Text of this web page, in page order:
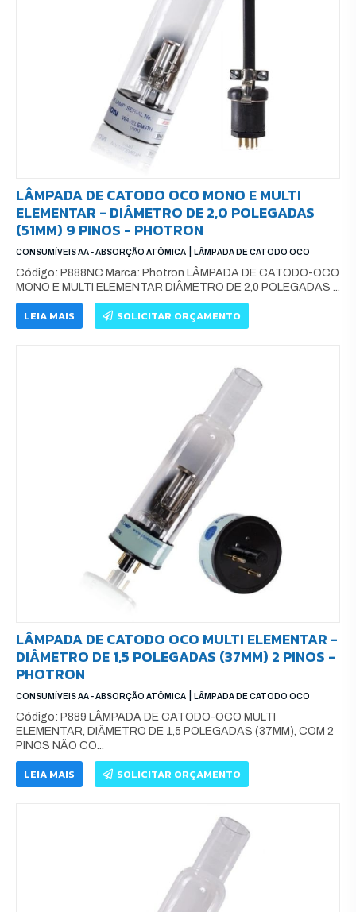
LÂMPADA DE CATODO OCO MONO E MULTI
ELEMENTAR - DIÂMETRO DE 2,0 POLEGADAS
(51MM) 9 PINOS - PHOTRON
CONSUMÍVEIS AA - ABSORÇÃO ATÔMICA LÂMPADA DE CATODO OCO
Código: P888NC Marca: Photron LÂMPADA DE CATODO-OCO
MONO E MULTI ELEMENTAR DIÂMETRO DE 2,0 POLEGADAS ...
LEIA MAIS SOLICITAR ORÇAMENTO
LÂMPADA DE CATODO OCO MULTI ELEMENTAR -
DIÂMETRO DE 1,5 POLEGADAS (37MM) 2 PINOS -
PHOTRON
CONSUMÍVEIS AA - ABSORÇÃO ATÔMICA LÂMPADA DE CATODO OCO
Código: P889 LÂMPADA DE CATODO-OCO MULTI
ELEMENTAR, DIÂMETRO DE 1,5 POLEGADAS (37MM), COM 2
PINOS NÃO CO...
LEIA MAIS SOLICITAR ORÇAMENTO